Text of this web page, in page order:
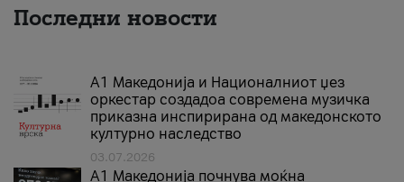
Последни новости
А1 Македонија и Националниот џез
оркестар создадоа современа музичка
приказна инспирирана од македонското
културно наследство
03.07.2026
A1 Македонија почнува моќна